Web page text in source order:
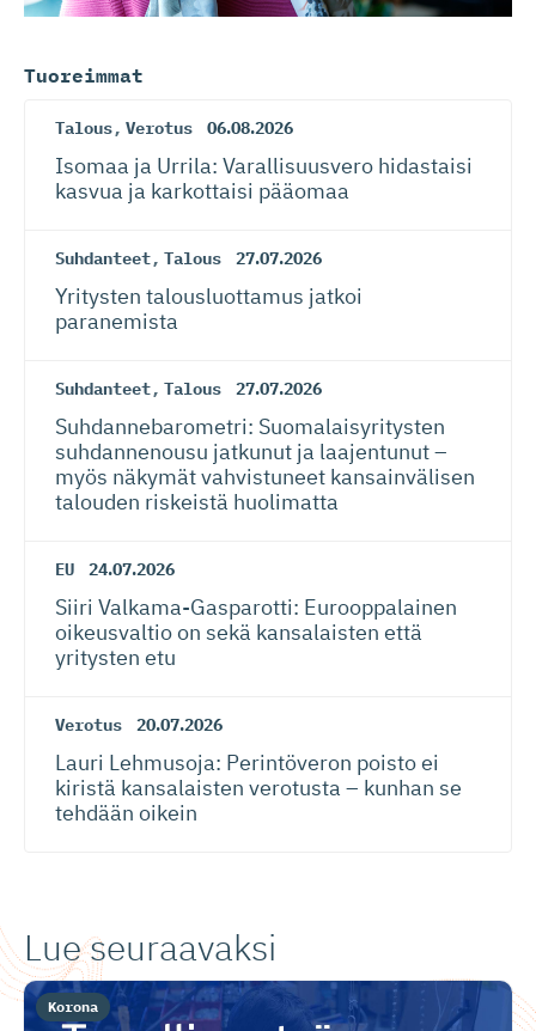
Tuoreimmat
Talous, Verotus 06.08.2026
Isomaa ja Urrila: Varallisuusvero hidastaisi
kasvua ja karkottaisi pääomaa
Suhdanteet, Talous 27.07.2026
Yritysten talousluottamus jatkoi
paranemista
Suhdanteet, Talous 27.07.2026
Suhdanneba­ro­metri: Suomalaisy­ri­tysten
suhdannenousu jatkunut ja laajentunut –
myös näkymät vahvistuneet kansainvälisen
talouden riskeistä huolimatta
EU 24.07.2026
Siiri Valkama-Gas­pa­rotti: Eurooppalainen
oikeusvaltio on sekä kansalaisten että
yritysten etu
Verotus 20.07.2026
Lauri Lehmusoja: Perintöveron poisto ei
kiristä kansalaisten verotusta – kunhan se
tehdään oikein
Lue seuraavaksi
Korona